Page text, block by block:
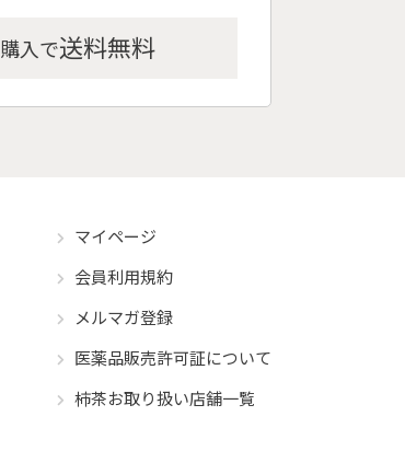
購入で送料無料
マイページ
会員利用規約
メルマガ登録
医薬品販売許可証について
柿茶お取り扱い店舗一覧